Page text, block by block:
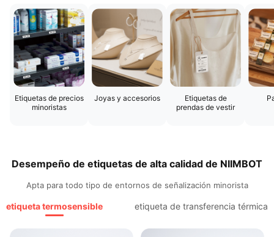
Etiquetas de precios
minoristas​
Joyas y accesorios​
Etiquetas de
prendas de vestir​
Desempeño de etiquetas de alta calidad de NIIMBOT​
Apta para todo tipo de entornos de señalización minorista​
etiqueta termosensible etiqueta de transferencia térmica